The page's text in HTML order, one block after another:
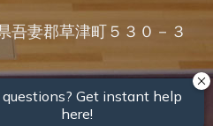
吾妻郡草津町５３０－３